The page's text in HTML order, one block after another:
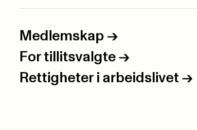
Medlemskap ->
For tillitsvalgte ->
Rettigheter i arbeidslivet ->